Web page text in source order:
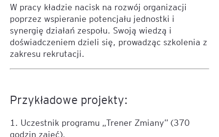
W pracy kładzie nacisk na rozwój organizacji
poprzez wspieranie potencjału jednostki i
synergię działań zespołu. Swoją wiedzą i
doświadczeniem dzieli się, prowadząc szkolenia z
zakresu rekrutacji.
Przykładowe projekty:
1. Uczestnik programu „Trener Zmiany” (370
godzin zajęć).